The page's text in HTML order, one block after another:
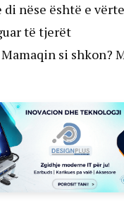
di nëse është e
të tjerët
si shkon?